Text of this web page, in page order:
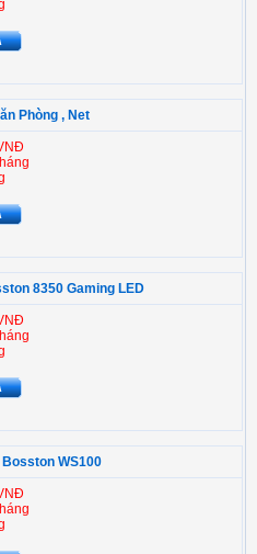
Phòng , Net
8350 Gaming LED
WS100